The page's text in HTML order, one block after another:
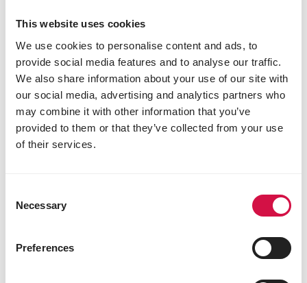
This website uses cookies
We use cookies to personalise content and ads, to
provide social media features and to analyse our traffic.
We also share information about your use of our site with
our social media, advertising and analytics partners who
may combine it with other information that you’ve
provided to them or that they’ve collected from your use
of their services.
Selection
Necessary
Preferences
COUNTRY'S BEST
Mengeling van korrels, maïs- en gerstvlokken
vanaf 6 weken